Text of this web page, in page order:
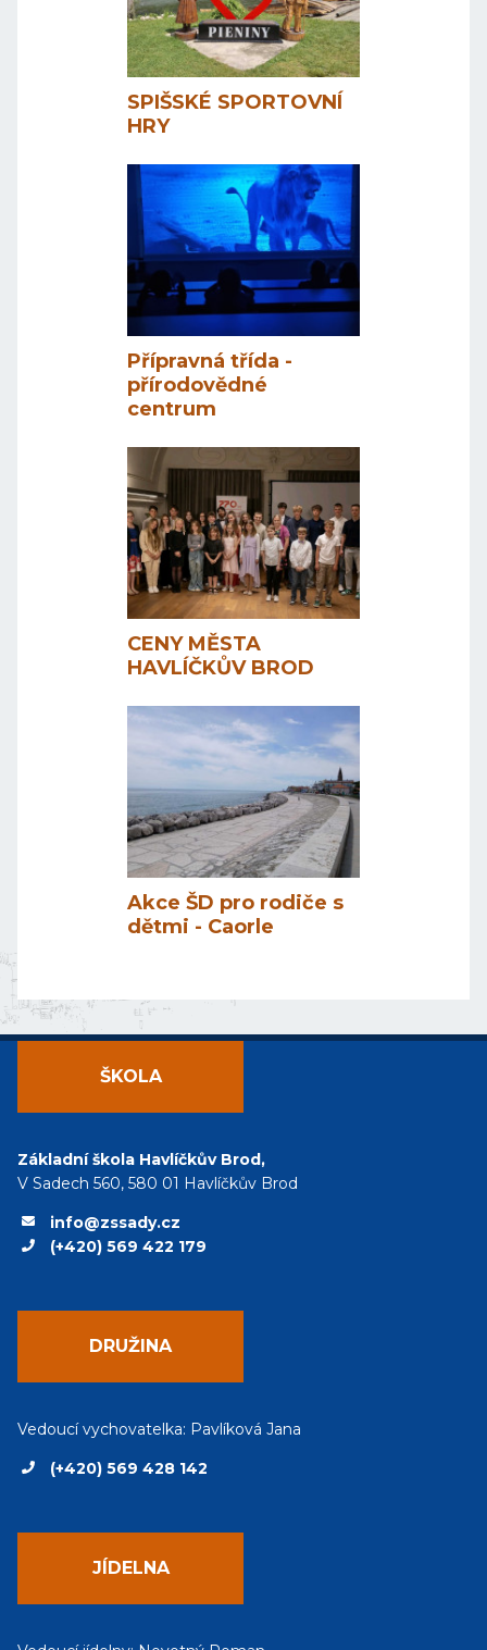
SPIŠSKÉ SPORTOVNÍ
HRY
Přípravná třída -
přírodovědné
centrum
CENY MĚSTA
HAVLÍČKŮV BROD
Akce ŠD pro rodiče s
dětmi - Caorle
ŠKOLA
Základní škola Havlíčkův Brod,
V Sadech 560, 580 01 Havlíčkův Brod
info@zssady.cz
(+420) 569 422 179
DRUŽINA
Vedoucí vychovatelka: Pavlíková Jana
(+420) 569 428 142
JÍDELNA